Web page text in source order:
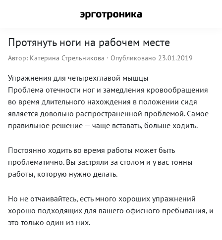
Протянуть ноги на рабочем месте
Автор: Катерина Стрельникова · Опубликовано 23.01.2019
Упражнения для четырехглавой мышцы
Проблема отечности ног и замедления кровообращения
во время длительного нахождения в положении сидя
является довольно распространенной проблемой. Самое
правильное решение — чаще вставать, больше ходить.
Постоянно ходить во время работы может быть
проблематично. Вы застряли за столом и у вас тонны
работы, которую нужно делать.
Но не отчаивайтесь, есть много хороших упражнений
хорошо подходящих для вашего офисного пребывания, и
это только один из них.